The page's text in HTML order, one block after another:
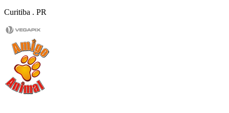
Curitiba . PR